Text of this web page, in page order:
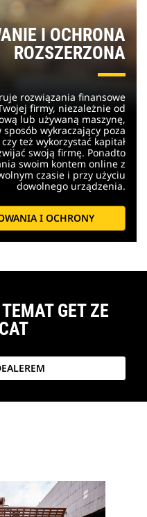
I OCHRONA
ROZSZERZONA
rozwiązania finansowe
firmy, niezależnie od
lub używaną maszynę,
wykraczający poza
też wykorzystać kapitał
swoją firmę. Ponadto
swoim kontem online z
czasie i przy użyciu
dowolnego urządzenia.
I OCHRONY
GET ZE